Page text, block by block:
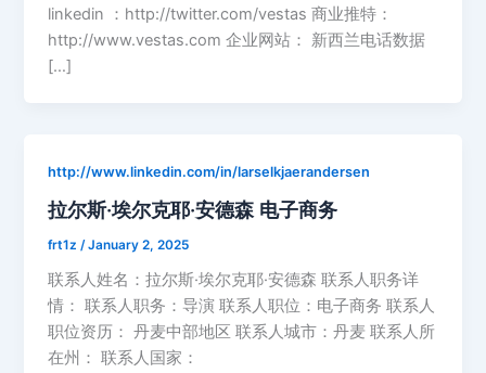
linkedin ：http://twitter.com/vestas 商业推特：
http://www.vestas.com 企业网站： 新西兰电话数据
[…]
http://www.linkedin.com/in/larselkjaerandersen
拉尔斯·埃尔克耶·安德森 电子商务
frt1z /January 2, 2025
联系人姓名：拉尔斯·埃尔克耶·安德森 联系人职务详
情： 联系人职务：导演 联系人职位：电子商务 联系人
职位资历： 丹麦中部地区 联系人城市：丹麦 联系人所
在州： 联系人国家：